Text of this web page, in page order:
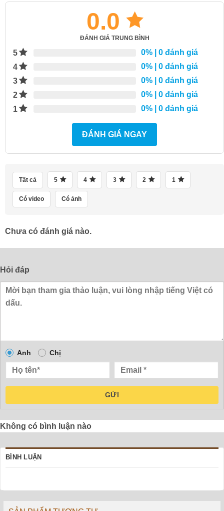
0.0
ĐÁNH GIÁ TRUNG BÌNH
5 0% | 0 đánh giá
4
0% | 0 đánh giá
3
0% | 0 đánh giá
2
0% | 0 đánh giá
1
0% | 0 đánh giá
ĐÁNH GIÁ NGAY
Tất cả 5 4 3 2 1
Có video Có ảnh
Chưa có đánh giá nào.
Hỏi đáp
Anh Chị
GỬI
Không có bình luận nào
BÌNH LUẬN